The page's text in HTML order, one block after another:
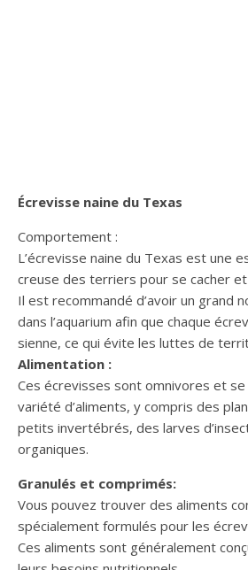
Écrevisse naine du Texas
Comportement :
L’écrevisse naine du Texas est une
creuse des terriers pour se cacher
Il est recommandé d’avoir un grand
dans l’aquarium afin que chaque
sienne, ce qui évite les luttes de
Alimentation :
Ces écrevisses sont omnivores et se
variété d’aliments, y compris des
petits invertébrés, des larves
organiques.
Granulés et comprimés:
Vous pouvez trouver des aliments
spécialement formulés pour les
Ces aliments sont généralement